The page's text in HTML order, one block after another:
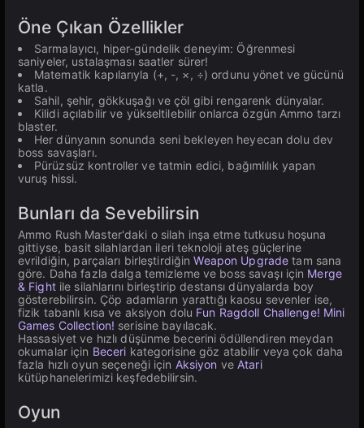
Öne Çıkan Özellikler
Sarmalayıcı, hiper-gündelik deneyim: Öğrenmesi
saniyeler, ustalaşması saatler sürer!
Matematik kapılarıyla (+, -, ×, ÷) ordunu yönet ve gücünü
katla.
Sahil, şehir, gökkuşağı ve çöl gibi rengarenk dünyalar.
Kilidi açılabilir ve yükseltilebilir onlarca özgün Ammo tarzı
blaster.
Her dünyanın sonunda seni bekleyen heyecan dolu dev
boss savaşları.
Pürüzsüz kontroller ve tatmin edici, bağımlılık yapan
vuruş hissi.
Bunları da Sevebilirsin
Ammo Rush Master'daki o silah inşa etme tutkusu hoşuna
gittiyse, basit silahlardan ileri teknoloji ateş güçlerine
evrildiğin, parçaları birleştirdiğinWeapon Upgrade tam sana
göre. Daha fazla dalga temizleme ve boss savaşı için Merge
& Fightile silahlarını birleştirip destansı dünyalarda boy
gösterebilirsin. Çöp adamların yarattığı kaosu sevenler ise,
fizik tabanlı kısa ve aksiyon dolu Fun Ragdoll Challenge! Mini
Games Collection! serisine bayılacak.
Hassasiyet ve hızlı düşünme becerini ödüllendiren meydan
okumalar için Beceri kategorisine göz atabilir veya çok daha
fazla hızlı oyun seçeneği için Aksiyon veAtari
kütüphanelerimizi keşfedebilirsin.
Oyun